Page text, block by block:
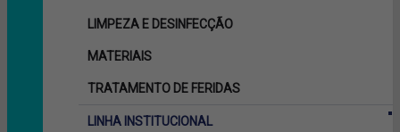
LIMPEZA E DESINFECÇÃO
MATERIAIS
TRATAMENTO DE FERIDAS
LINHA INSTITUCIONAL